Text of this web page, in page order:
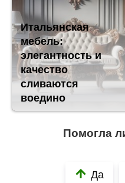
Итальянская
мебель:
элегантность и
качество
сливаются
воедино
Помогла
Да